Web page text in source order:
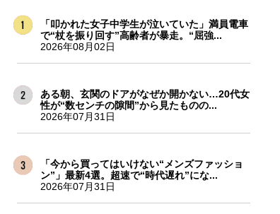
「叩かれた女子中学生が泣いていた」満員電車
で“杖を振り回す”高齢者が暴走。“屈強...
2026年08月02日
ある朝、玄関のドアがなぜか開かない…20代女
性が“数センチの隙間”から見たものの...
2026年07月31日
「今から買ってはいけない“メンズファッショ
ン”」最新4選。超速で“時代遅れ”にな...
2026年07月31日